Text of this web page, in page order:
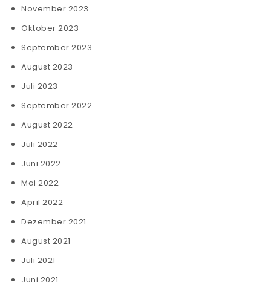
November 2023
Oktober 2023
September 2023
August 2023
Juli 2023
September 2022
August 2022
Juli 2022
Juni 2022
Mai 2022
April 2022
Dezember 2021
August 2021
Juli 2021
Juni 2021